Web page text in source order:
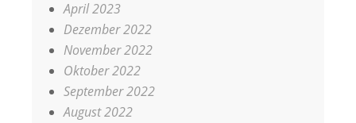
April 2023
Dezember 2022
November 2022
Oktober 2022
September 2022
August 2022